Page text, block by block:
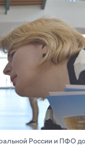
России и ПФО до